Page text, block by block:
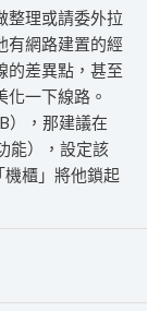
整理或請委外拉
有網路建置的經
的差異點，甚至
一下線路。
），那建議在
能），設定該
櫃」將他鎖起